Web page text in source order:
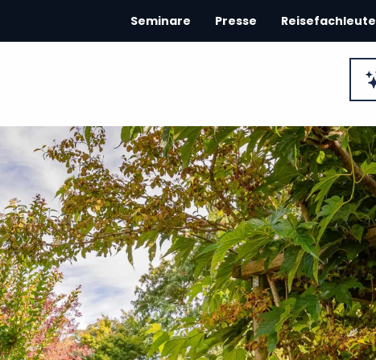
Seminare Presse Reisefachleute